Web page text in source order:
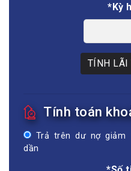
*Kỳ
TÍNH LÃI
Tính toán
Trả trên dư nợ giảm
dần